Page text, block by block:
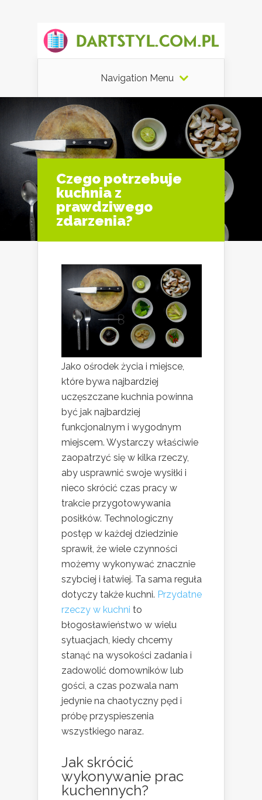
Navigation Menu
Czego potrzebuje
kuchnia z
prawdziwego
zdarzenia?
Jako ośrodek życia i miejsce,
które bywa najbardziej
uczęszczane kuchnia powinna
być jak najbardziej
funkcjonalnym i wygodnym
miejscem. Wystarczy właściwie
zaopatrzyć się w kilka rzeczy,
aby usprawnić swoje wysiłki i
nieco skrócić czas pracy w
trakcie przygotowywania
posiłków. Technologiczny
postęp w każdej dziedzinie
sprawił, że wiele czynności
możemy wykonywać znacznie
szybciej i łatwiej. Ta sama reguła
dotyczy także kuchni. Przydatne
rzeczy w kuchni to
błogosławieństwo w wielu
sytuacjach, kiedy chcemy
stanąć na wysokości zadania i
zadowolić domowników lub
gości, a czas pozwala nam
jedynie na chaotyczny pęd i
próbę przyspieszenia
wszystkiego naraz.
Jak skrócić
wykonywanie prac
kuchennych?